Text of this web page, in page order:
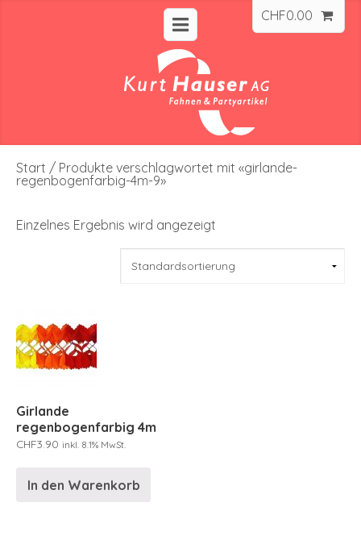
CHF0.00
Start / Produkte verschlagwortet mit «girlande-
regenbogenfarbig-4m-9»
Einzelnes Ergebnis wird angezeigt
Girlande
regenbogenfarbig 4m
CHF3.90 inkl. 8.1% MwSt.
In den Warenkorb